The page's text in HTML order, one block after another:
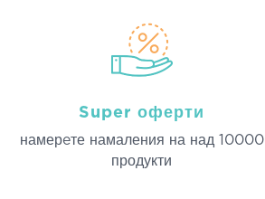
Super оферти
намерeте намаления на над 10000
продукти